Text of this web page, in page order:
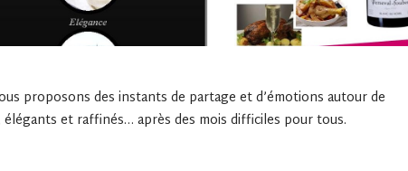
proposons des instants de partage et d’émotions autour de
et raffinés… après des mois difficiles pour tous.